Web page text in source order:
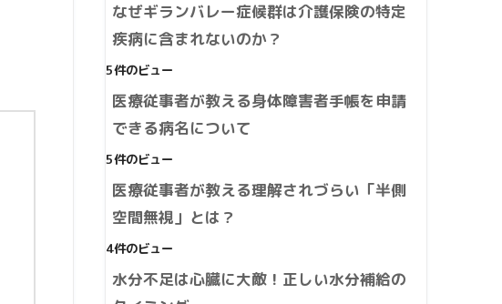
なぜギランバレー症候群は介護保険の特定
疾病に含まれないのか？
5件のビュー
医療従事者が教える身体障害者手帳を申請
できる病名について
5件のビュー
医療従事者が教える理解されづらい「半側
空間無視」とは？
4件のビュー
水分不足は心臓に大敵！正しい水分補給の